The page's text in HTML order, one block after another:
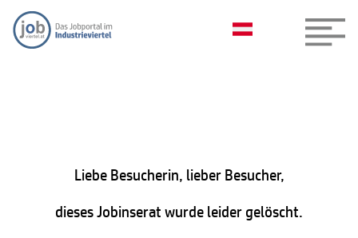
Liebe Besucherin, lieber Besucher,
dieses Jobinserat wurde leider gelöscht.